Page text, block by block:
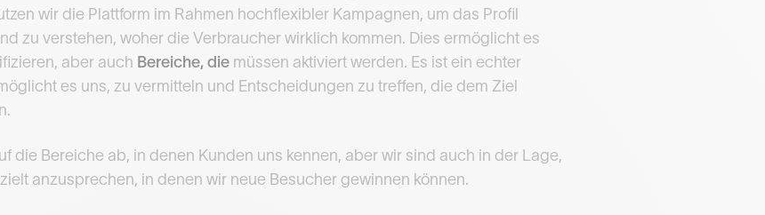
wir die Plattform im Rahmen hochflexibler Kampagnen, um das Profil
zu verstehen, woher die Verbraucher wirklich kommen. Dies ermöglicht es
aber auch Bereiche, die müssen aktiviert werden. Es ist ein echter
es uns, zu vermitteln und Entscheidungen zu treffen, die dem Ziel
die Bereiche ab, in denen Kunden uns kennen, aber wir sind auch in der Lage,
anzusprechen, in denen wir neue Besucher gewinnen können.